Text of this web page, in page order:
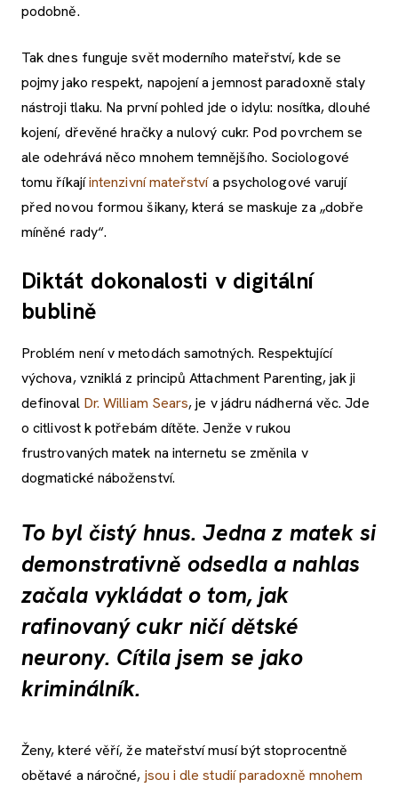
podobně.
Tak dnes funguje svět moderního mateřství, kde se
pojmy jako respekt, napojení a jemnost paradoxně staly
nástroji tlaku. Na první pohled jde o idylu: nosítka, dlouhé
kojení, dřevěné hračky a nulový cukr. Pod povrchem se
ale odehrává něco mnohem temnějšího. Sociologové
tomu říkajíintenzivní mateřstvía psychologové varují
před novou formou šikany, která se maskuje za „dobře
míněné rady“.
Diktát dokonalosti v digitální
bublině
Problém není v metodách samotných. Respektující
výchova, vzniklá z principů Attachment Parenting, jak ji
definoval Dr. William Sears, je v jádru nádherná věc. Jde
o citlivost k potřebám dítěte. Jenže v rukou
frustrovaných matek na internetu se změnila v
dogmatické náboženství.
To byl čistý hnus. Jedna z matek si
demonstrativně odsedla a nahlas
začala vykládat o tom, jak
rafinovaný cukr ničí dětské
neurony. Cítila jsem se jako
kriminálník.
Ženy, které věří, že mateřství musí být stoprocentně
obětavé a náročné, jsou i dle studií paradoxně mnohem